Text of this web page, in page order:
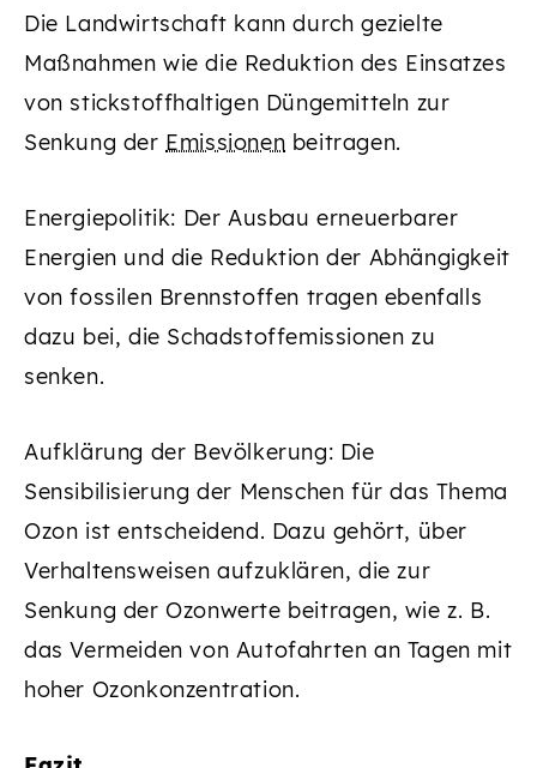
Die Landwirtschaft kann durch gezielte
Maßnahmen wie die Reduktion des Einsatzes
von stickstoffhaltigen Düngemitteln zur
Senkung der Emissionen beitragen.
Energiepolitik: Der Ausbau erneuerbarer
Energien und die Reduktion der Abhängigkeit
von fossilen Brennstoffen tragen ebenfalls
dazu bei, die Schadstoffemissionen zu
senken.
Aufklärung der Bevölkerung: Die
Sensibilisierung der Menschen für das Thema
Ozon ist entscheidend. Dazu gehört, über
Verhaltensweisen aufzuklären, die zur
Senkung der Ozonwerte beitragen, wie z. B.
das Vermeiden von Autofahrten an Tagen mit
hoher Ozonkonzentration.